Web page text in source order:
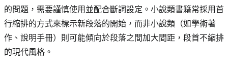
的問題，需要謹慎使用並配合斷詞設定。小說類書籍常採用首
行縮排的方式來標示新段落的開始，而非小說類（如學術著
作、說明手冊）則可能傾向於段落之間加大間距，段首不縮排
的現代風格。